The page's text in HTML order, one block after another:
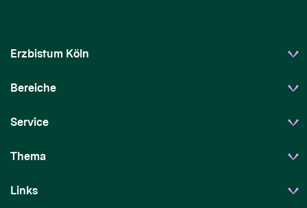
Erzbistum Köln
Bereiche
Service
Thema
Links